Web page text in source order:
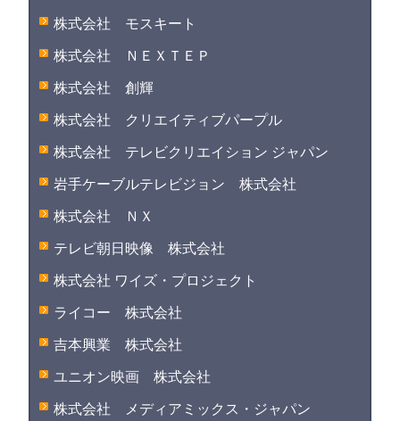
株式会社 モスキート
株式会社 ＮＥＸＴＥＰ
株式会社 創輝
株式会社 クリエイティブパープル
株式会社 テレビクリエイション ジャパン
岩手ケーブルテレビジョン 株式会社
株式会社 ＮＸ
テレビ朝日映像 株式会社
株式会社 ワイズ・プロジェクト
ライコー 株式会社
吉本興業 株式会社
ユニオン映画 株式会社
株式会社 メディアミックス・ジャパン